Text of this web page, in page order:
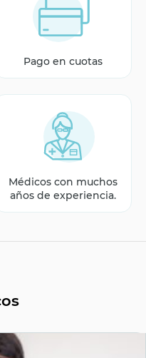
Pago en cuotas
Médicos con muchos
años de experiencia.